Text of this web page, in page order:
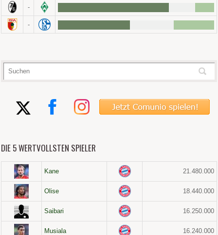
-
-
DIE 5 WERTVOLLSTEN SPIELER
Kane 21.480.000
Olise 18.440.000
Saibari 16.250.000
Musiala 16.240.000